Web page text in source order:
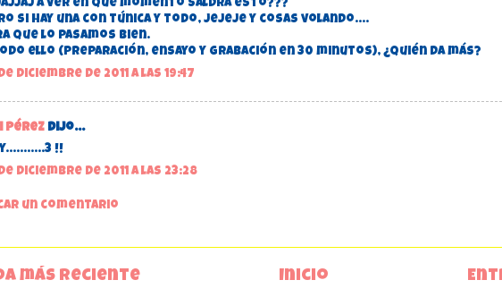
a ver en qué momento saldrá esto???
si hay una con túnica y todo, jejeje y cosas volando....
que lo pasamos bien.
ello (preparación, ensayo y grabación en 30 minutos), ¿quién da más?
diciembre de 2011 a las 19:47
Pérez dijo...
!!
diciembre de 2011 a las 23:28
un comentario
más reciente Inicio